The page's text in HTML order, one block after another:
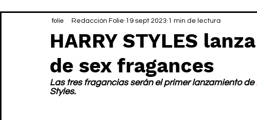
HARRY STYLES
de sex fragances
Redacción Folie 19 sept 2023 1 min de lectura
Las tres fragancias serán el primer lanzamiento de
Styles.